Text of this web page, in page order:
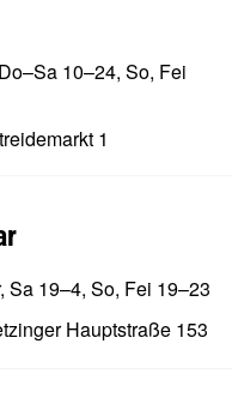
10–24, So, Fei
1
Sa 19–4, So, Fei 19–23
Hauptstraße 153